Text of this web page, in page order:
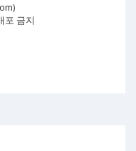
포 금지